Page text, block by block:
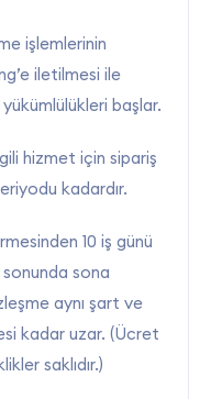
işlemlerinin
iletilmesi ile
başlar.
hizmet için sipariş
kadardır.
10 iş günü
sona
aynı şart ve
kadar uzar. (Ücret
saklıdır.)